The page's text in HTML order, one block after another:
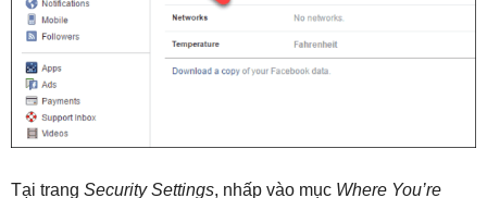
Tại trang Security Settings, nhấp vào mục Where You’re